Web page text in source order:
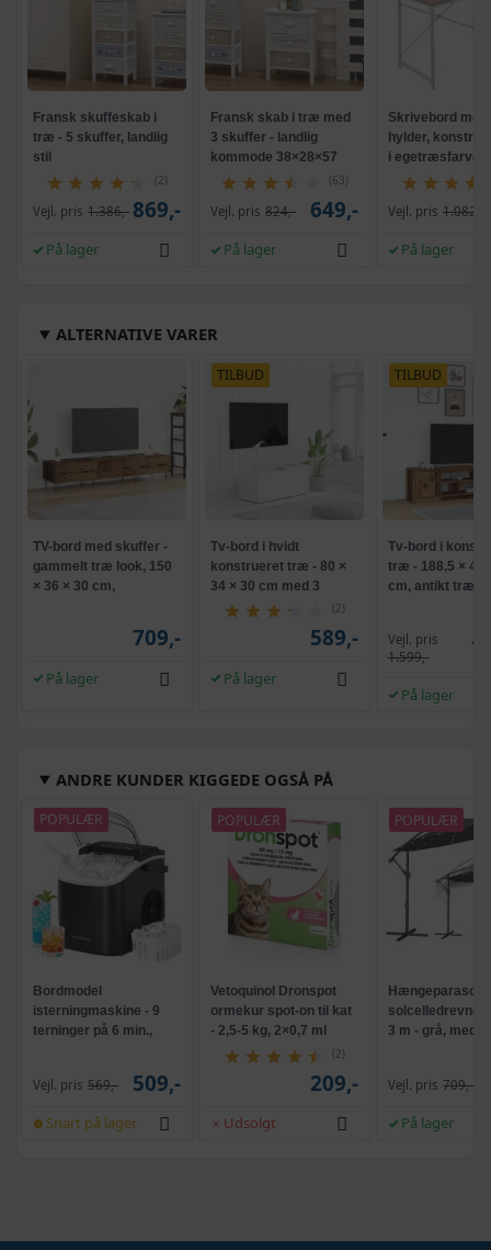
Fransk skuffeskab i
træ - 5 skuffer, landlig
stil
(2)
Vejl. pris 1.386,- 869,-
På lager
Fransk skab i træ med
3 skuffer - landlig
kommode 38×28×57
cm
(63)
Vejl. pris 824,- 649,-
På lager
Skrivebord med
hylder,
i egetræsfarve,
52 cm
Vejl. pris 1.082,-
På lager
ALTERNATIVE VARER
TV-bord med skuffer -
gammelt træ look, 150
× 36 × 30 cm,
709,-
På lager
TILBUD
Tv-bord i hvidt
konstrueret træ - 80 ×
34 × 30 cm med 3
skuffer
(2)
589,-
På lager
TILBUD
Tv-bord i
træ - 188,5 × 41
cm, antikt træ
Vejl. pris
1.599,-
På lager
ANDRE KUNDER KIGGEDE OGSÅ PÅ
POPULÆR
Bordmodel
isterningmaskine - 9
terninger på 6 min.,
Vejl. pris 569,- 509,-
Snart på lager
POPULÆR
Vetoquinol Dronspot
ormekur spot-on til kat
- 2,5-5 kg, 2×0,7 ml
(2)
209,-
Udsolgt
POPULÆR
Hængeparasols
solcelledrevne
3 m - grå, med
Vejl. pris 709,-
På lager